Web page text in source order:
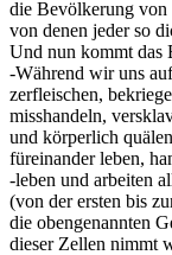
die Bevölkerung von
von denen jeder so
Und nun kommt das
-Während wir uns
zerfleischen,
misshandeln,
und körperlich
füreinander leben,
-leben und arbeiten
(von der ersten bis
die obengenannten
dieser Zellen nimmt